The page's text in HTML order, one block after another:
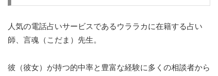
人気の電話占いサービスであるウララカに在籍する占い
師、言魂（こだま）先生。
彼（彼女）が持つ的中率と豊富な経験に多くの相談者から